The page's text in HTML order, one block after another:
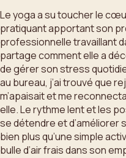
Le yoga a su toucher le
pratiquant apportant son
professionnelle travaillant
partage comment elle a
de gérer son stress
au bureau, j’ai trouvé que
m’apaisait et me
elle. Le rythme lent et les
se détendre et d’améliorer
bien plus qu’une simple
bulle d’air frais dans son